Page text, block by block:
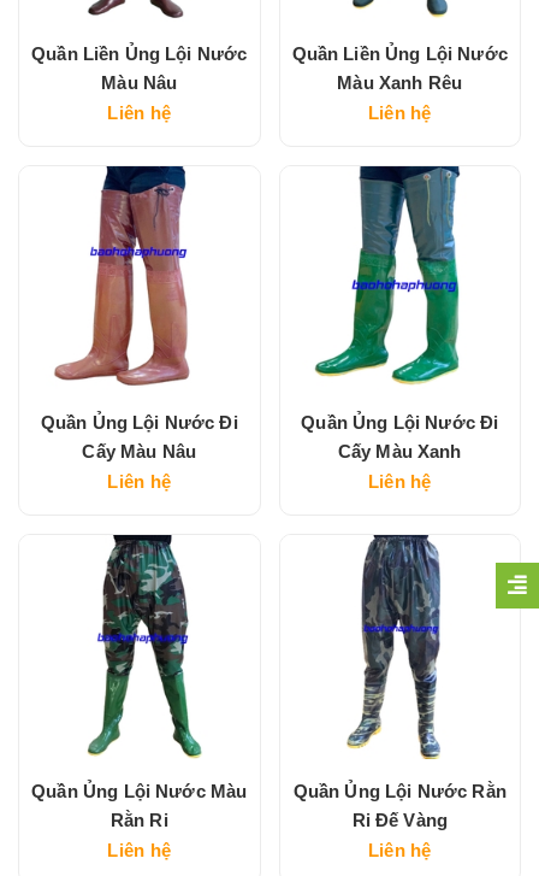
Quần Liền Ủng Lội Nước
Màu Nâu
Liên hệ
Quần Liền Ủng Lội Nước
Màu Xanh Rêu
Liên hệ
Quần Ủng Lội Nước Đi
Cấy Màu Nâu
Liên hệ
Quần Ủng Lội Nước Đi
Cấy Màu Xanh
Liên hệ
Quần Ủng Lội Nước Màu
Rằn Ri
Liên hệ
Quần Ủng Lội Nước Rằn
Ri Đế Vàng
Liên hệ